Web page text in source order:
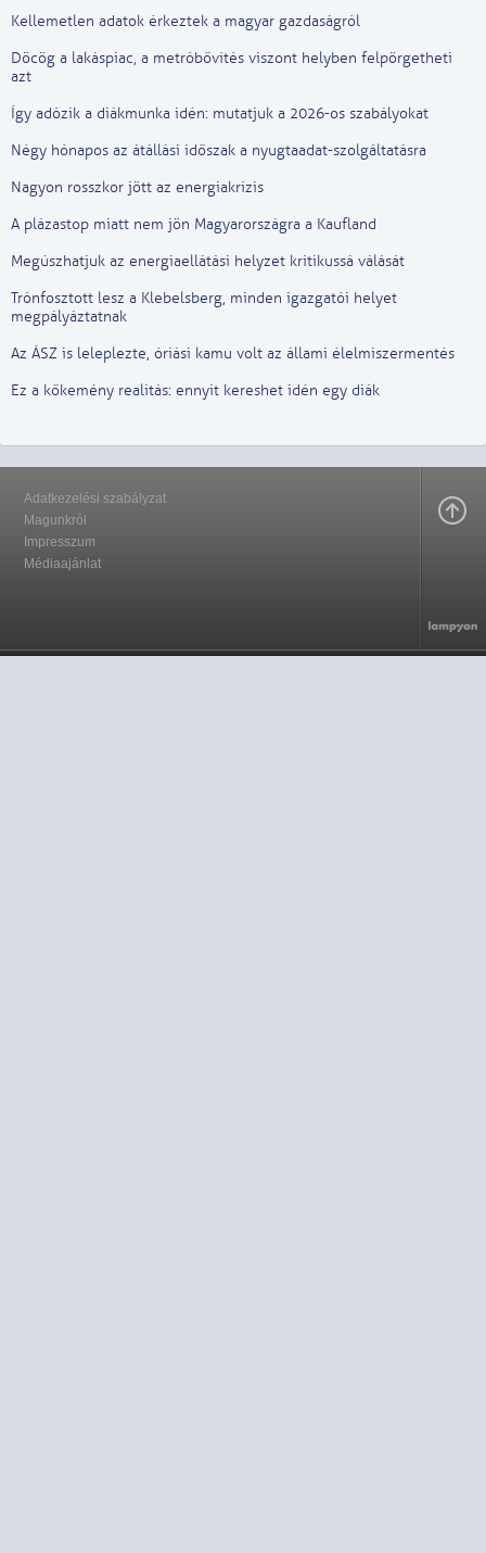
Kellemetlen adatok érkeztek a magyar gazdaságról
Döcög a lakáspiac, a metróbővítés viszont helyben felpörgetheti
azt
Így adózik a diákmunka idén: mutatjuk a 2026-os szabályokat
Négy hónapos az átállási időszak a nyugtaadat-szolgáltatásra
Nagyon rosszkor jött az energiakrízis
A plázastop miatt nem jön Magyarországra a Kaufland
Megúszhatjuk az energiaellátási helyzet kritikussá válását
Trónfosztott lesz a Klebelsberg, minden igazgatói helyet
megpályáztatnak
Az ÁSZ is leleplezte, óriási kamu volt az állami élelmiszermentés
Ez a kőkemény realitás: ennyit kereshet idén egy diák
Adatkezelési szabályzat
Magunkról
Impresszum
Médiaajánlat